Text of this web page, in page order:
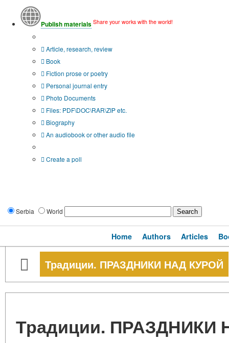
Publish materials Share your works with the world!
Article, research, review
Book
Fiction prose or poetry
Personal journal entry
Photo Documents
Files: PDF\DOC\RAR\ZIP etc.
Biography
An audiobook or other audio file
Create a poll
Serbia World
Home Authors Articles
Традиции. ПРАЗДНИКИ НАД КУРОЙ
Традиции. ПРАЗДНИКИ